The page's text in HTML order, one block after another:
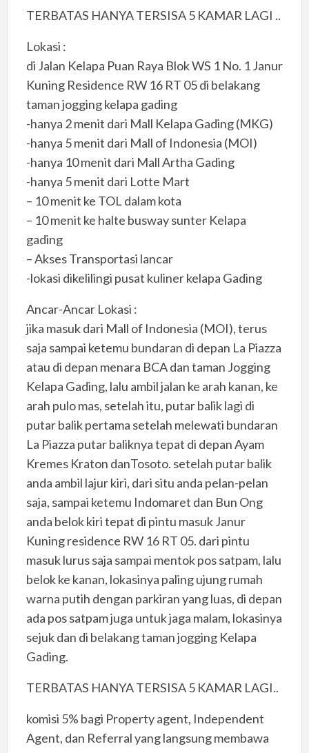
TERBATAS HANYA TERSISA 5 KAMAR LAGI ..
Lokasi :
di Jalan Kelapa Puan Raya Blok WS 1 No. 1 Janur
Kuning Residence RW 16 RT 05 di belakang
taman jogging kelapa gading
-hanya 2 menit dari Mall Kelapa Gading (MKG)
-hanya 5 menit dari Mall of Indonesia (MOI)
-hanya 10 menit dari Mall Artha Gading
-hanya 5 menit dari Lotte Mart
– 10 menit ke TOL dalam kota
– 10 menit ke halte busway sunter Kelapa
gading
– Akses Transportasi lancar
-lokasi dikelilingi pusat kuliner kelapa Gading
Ancar-Ancar Lokasi :
jika masuk dari Mall of Indonesia (MOI), terus
saja sampai ketemu bundaran di depan La Piazza
atau di depan menara BCA dan taman Jogging
Kelapa Gading, lalu ambil jalan ke arah kanan, ke
arah pulo mas, setelah itu, putar balik lagi di
putar balik pertama setelah melewati bundaran
La Piazza putar baliknya tepat di depan Ayam
Kremes Kraton danTosoto. setelah putar balik
anda ambil lajur kiri, dari situ anda pelan-pelan
saja, sampai ketemu Indomaret dan Bun Ong
anda belok kiri tepat di pintu masuk Janur
Kuning residence RW 16 RT 05. dari pintu
masuk lurus saja sampai mentok pos satpam, lalu
belok ke kanan, lokasinya paling ujung rumah
warna putih dengan parkiran yang luas, di depan
ada pos satpam juga untuk jaga malam, lokasinya
sejuk dan di belakang taman jogging Kelapa
Gading.
TERBATAS HANYA TERSISA 5 KAMAR LAGI..
komisi 5% bagi Property agent, Independent
Agent, dan Referral yang langsung membawa